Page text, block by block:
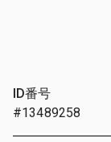
ID番号
#13489258